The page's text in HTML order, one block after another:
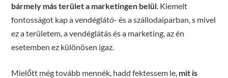
bármely más terület a marketingen belül . Kiemelt
fontosságot kap a vendéglátó- és a szállodaiparban, s mivel
ez a területem, a vendéglátás és a marketing, az én
esetemben ez különösen igaz.
Mielőtt még tovább mennék, hadd fektessem le, mit is